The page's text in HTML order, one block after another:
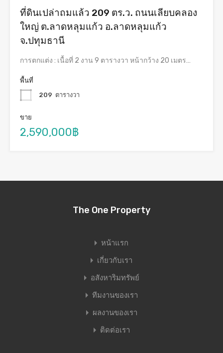
ที่ดินเปล่าถมแล้ว 209 ตร.ว. ถนนเลียบคลอง
ใหญ่ ต.ลาดหลุมแก้ว อ.ลาดหลุมแก้ว
จ.ปทุมธานี
การตกแต่ง : เนื้อที่ 2 งาน 9 ตารางวา หน้ากว้าง 20 เมตร…
พื้นที่
209 ตารางวา
ขาย
2,590,000฿
The One Property
หน้าแรก
เกี่ยวกับเรา
อสังหาริมทรัพย์
ทีมงานของเรา
ผลงานของเรา
ติดต่อเรา